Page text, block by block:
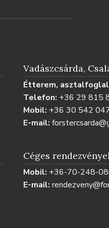
Vadászcsárda,
Étterem,
Telefon: +36 29 815
Mobil: +36 30 542
E-mail:
Céges
Mobil: +36-70-248-
E-mail: